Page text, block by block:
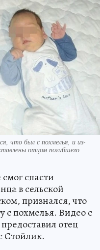
что был с похмелья, и из-
отцом погибшего
спасти
в сельской
признался, что
с похмелья. Видео с
отец
Стойлик.